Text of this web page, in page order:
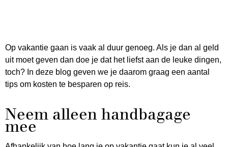
Op vakantie gaan is vaak al duur genoeg. Als je dan al geld
uit moet geven dan doe je dat het liefst aan de leuke dingen,
toch? In deze blog geven we je daarom graag een aantal
tips om kosten te besparen op reis.
Neem alleen handbagage
mee